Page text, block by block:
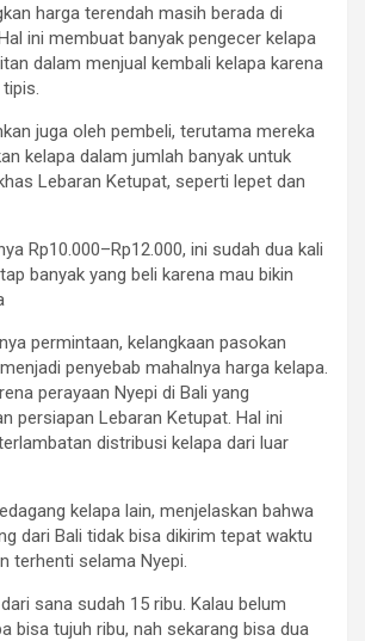
harga terendah masih berada di
ini membuat banyak pengecer kelapa
dalam menjual kembali kelapa karena
juga oleh pembeli, terutama mereka
kelapa dalam jumlah banyak untuk
Lebaran Ketupat, seperti lepet dan
Rp10.000–Rp12.000, ini sudah dua kali
banyak yang beli karena mau bikin
permintaan, kelangkaan pasokan
penyebab mahalnya harga kelapa.
perayaan Nyepi di Bali yang
persiapan Lebaran Ketupat. Hal ini
distribusi kelapa dari luar
kelapa lain, menjelaskan bahwa
dari Bali tidak bisa dikirim tepat waktu
terhenti selama Nyepi.
sana sudah 15 ribu. Kalau belum
bisa tujuh ribu, nah sekarang bisa dua